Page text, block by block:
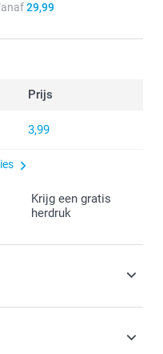
29,99
Prijs
3,99
Krijg een gratis
herdruk
BTW en exclusief